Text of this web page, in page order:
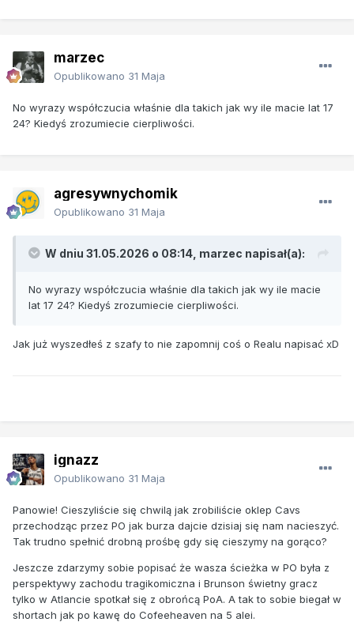
marzec
Opublikowano 31 Maja
No wyrazy współczucia właśnie dla takich jak wy ile macie lat 17
24? Kiedyś zrozumiecie cierpliwości.
agresywnychomik
Opublikowano 31 Maja
W dniu 31.05.2026 o 08:14, marzec napisał(a):
No wyrazy współczucia właśnie dla takich jak wy ile macie
lat 17 24? Kiedyś zrozumiecie cierpliwości.
Jak już wyszedłeś z szafy to nie zapomnij coś o Realu napisać xD
ignazz
Opublikowano 31 Maja
Panowie! Cieszyliście się chwilą jak zrobiliście oklep Cavs
przechodząc przez PO jak burza dajcie dzisiaj się nam nacieszyć.
Tak trudno spełnić drobną prośbę gdy się cieszymy na gorąco?
Jeszcze zdarzymy sobie popisać że wasza ścieżka w PO była z
perspektywy zachodu tragikomiczna i Brunson świetny gracz
tylko w Atlancie spotkał się z obrońcą PoA. A tak to sobie biegał w
shortach jak po kawę do Cofeeheaven na 5 alei.